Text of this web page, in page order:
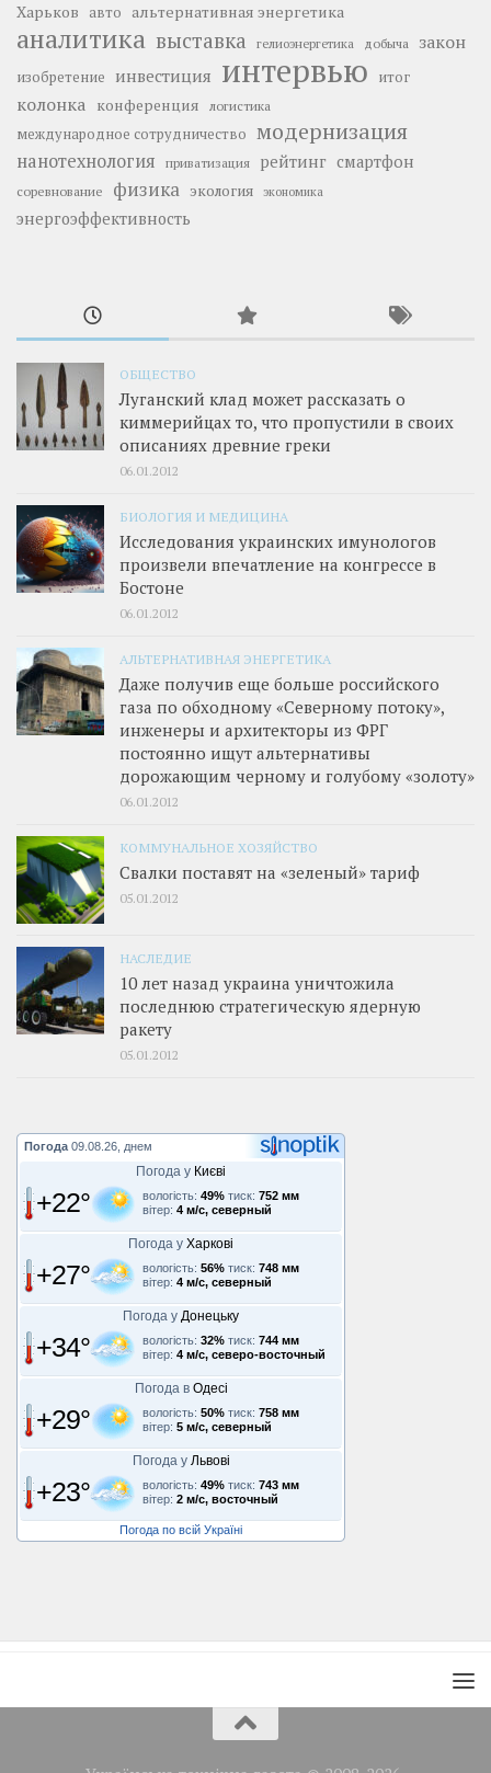
Харьков авто альтернативная энергетика
аналитика выставка гелиоэнергетика добыча закон
изобретение инвестиция интервью итог
колонка конференция логистика
международное сотрудничество модернизация
нанотехнология приватизация рейтинг смартфон
соревнование физика экология экономика
энергоэффективность
ОБЩЕСТВО
Луганский клад может рассказать о
киммерийцах то, что пропустили в своих
описаниях древние греки
06.01.2012
БИОЛОГИЯ И МЕДИЦИНА
Исследования украинских имунологов
произвели впечатление на конгрессе в
Бостоне
06.01.2012
АЛЬТЕРНАТИВНАЯ ЭНЕРГЕТИКА
Даже получив еще больше российского
газа по обходному «Северному потоку»,
инженеры и архитекторы из ФРГ
постоянно ищут альтернативы
дорожающим черному и голубому «золоту»
06.01.2012
КОММУНАЛЬНОЕ ХОЗЯЙСТВО
Свалки поставят на «зеленый» тариф
05.01.2012
НАСЛЕДИЕ
10 лет назад украина уничтожила
последнюю стратегическую ядерную
ракету
05.01.2012
Погода 09.08.26, днем
Погода у Києві
+22° вологість: 49% тиск: 752 мм
вітер: 4 м/с, северный
Погода у Харкові
+27° вологість: 56% тиск: 748 мм
вітер: 4 м/с, северный
Погода у Донецьку
+34° вологість: 32% тиск: 744 мм
вітер: 4 м/с, северо-восточный
Погода в Одесі
+29° вологість: 50% тиск: 758 мм
вітер: 5 м/с, северный
Погода у Львові
+23° вологість: 49% тиск: 743 мм
вітер: 2 м/с, восточный
Погода по всій Україні